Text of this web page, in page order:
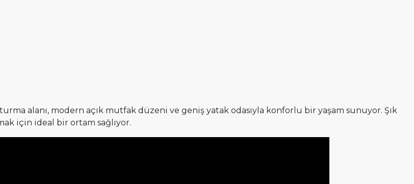
alanı, modern açık mutfak düzeni ve geniş yatak odasıyla konforlu bir yaşam sunuyor. Şık
için ideal bir ortam sağlıyor.